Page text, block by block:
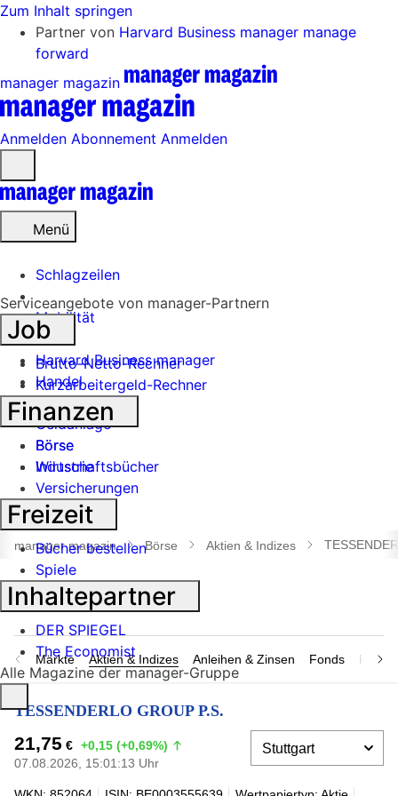
Zum Inhalt springen
Partner von Harvard Business manager manage
forward
manager magazin
Anmelden Abonnement Anmelden
öffnen
Menü
Schlagzeilen
Mobilität
Tech
Harvard Business manager
Handel
Banken
Geldanlage
Börse
Industrie
Suche
öffnen
manager magazin Börse Aktien & Indizes
Märkte Aktien & Indizes Anleihen & Zinsen Fonds
TESSENDERLO GROUP P.S.
21,75 € +0,15 (+0,69%)
07.08.2026, 15:01:13 Uhr
Serviceangebote von manager-Partnern
Job
Brutto-Netto-Rechner
Kurzarbeitergeld-Rechner
Finanzen
Börse
Wirtschaftsbücher
Versicherungen
Freizeit
Bücher bestellen
Spiele
Inhaltepartner
DER SPIEGEL
The Economist
Alle Magazine der manager-Gruppe